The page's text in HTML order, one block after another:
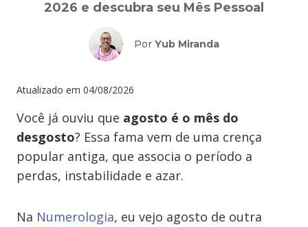
2026 e descubra seu Mês Pessoal
Por Yub Miranda
Atualizado em 04/08/2026
Você já ouviu que agosto é o mês do
desgosto? Essa fama vem de uma crença
popular antiga, que associa o período a
perdas, instabilidade e azar.
Na Numerologia, eu vejo agosto de outra